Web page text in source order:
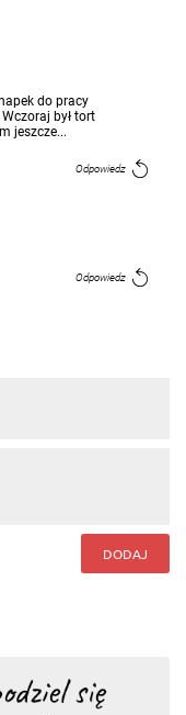
do pracy
był tort
jeszcze...
Odpowiedz
Odpowiedz
DODAJ